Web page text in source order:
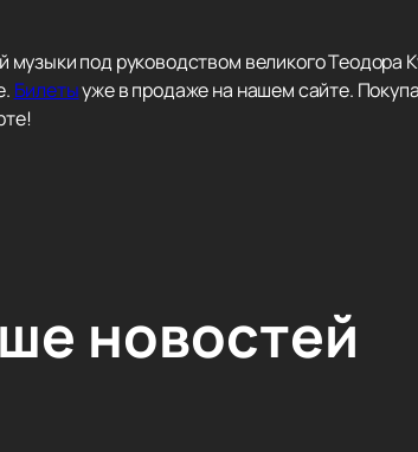
под руководством великого Теодора
Билетыуже в продаже на нашем сайте.
новостей